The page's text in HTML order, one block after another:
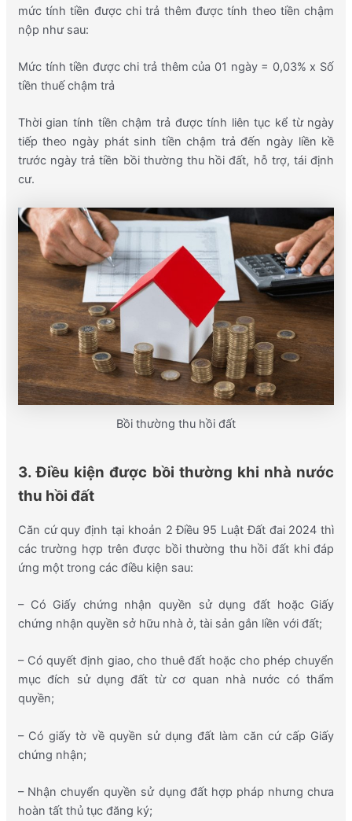
mức tính tiền được chi trả thêm được tính theo tiền chậm
nộp như sau:
Mức tính tiền được chi trả thêm của 01 ngày = 0,03% x Số
tiền thuế chậm trả
Thời gian tính tiền chậm trả được tính liên tục kể từ ngày
tiếp theo ngày phát sinh tiền chậm trả đến ngày liền kề
trước ngày trả tiền bồi thường thu hồi đất, hỗ trợ, tái định
cư.
Bồi thường thu hồi đất
3. Điều kiện được bồi thường khi nhà nước
thu hồi đất
Căn cứ quy định tại khoản 2 Điều 95 Luật Đất đai 2024 thì
các trường hợp trên được bồi thường thu hồi đất khi đáp
ứng một trong các điều kiện sau:
– Có Giấy chứng nhận quyền sử dụng đất hoặc Giấy
chứng nhận quyền sở hữu nhà ở, tài sản gắn liền với đất;
– Có quyết định giao, cho thuê đất hoặc cho phép chuyển
mục đích sử dụng đất từ cơ quan nhà nước có thẩm
quyền;
– Có giấy tờ về quyền sử dụng đất làm căn cứ cấp Giấy
chứng nhận;
– Nhận chuyển quyền sử dụng đất hợp pháp nhưng chưa
hoàn tất thủ tục đăng ký;